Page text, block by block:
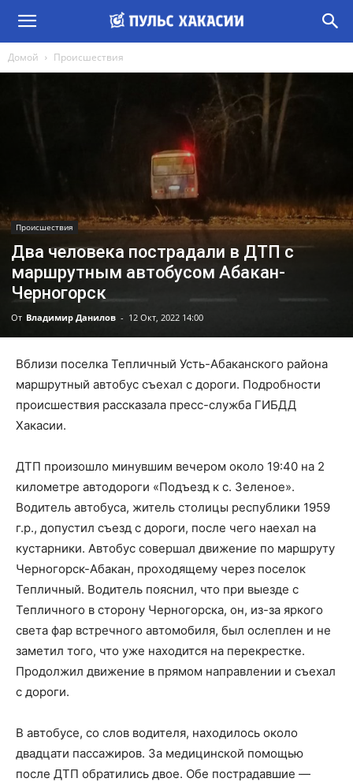
Домой Происшествия
Происшествия
Два человека пострадали в ДТП с
маршрутным автобусом Абакан-
Черногорск
От Владимир Данилов - 12 Окт, 2022 14:00
Вблизи поселка Тепличный Усть-Абаканского района
маршрутный автобус съехал с дороги. Подробности
происшествия рассказала пресс-служба ГИБДД
Хакасии.
ДТП произошло минувшим вечером около 19:40 на 2
километре автодороги «Подъезд к с. Зеленое».
Водитель автобуса, житель столицы республики 1959
г.р., допустил съезд с дороги, после чего наехал на
кустарники. Автобус совершал движение по маршруту
Черногорск-Абакан, проходящему через поселок
Тепличный. Водитель пояснил, что при выезде с
Тепличного в сторону Черногорска, он, из-за яркого
света фар встречного автомобиля, был ослеплен и не
заметил того, что уже находится на перекрестке.
Продолжил движение в прямом направлении и съехал
с дороги.
В автобусе, со слов водителя, находилось около
двадцати пассажиров. За медицинской помощью
после ДТП обратились двое. Обе пострадавшие —